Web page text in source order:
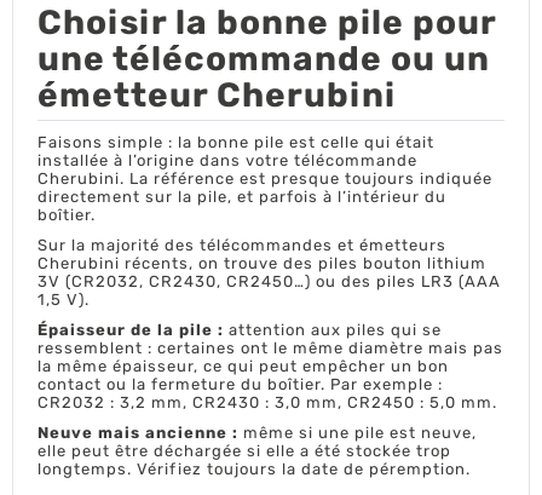
Choisir la bonne pile pour
une télécommande ou un
émetteur Cherubini
Faisons simple : la bonne pile est celle qui était
installée à l’origine dans votre télécommande
Cherubini. La référence est presque toujours indiquée
directement sur la pile, et parfois à l’intérieur du
boîtier.
Sur la majorité des télécommandes et émetteurs
Cherubini récents, on trouve des piles bouton lithium
3V (CR2032, CR2430, CR2450…) ou des piles LR3 (AAA
1,5 V).
Épaisseur de la pile : attention aux piles qui se
ressemblent : certaines ont le même diamètre mais pas
la même épaisseur, ce qui peut empêcher un bon
contact ou la fermeture du boîtier. Par exemple :
CR2032 : 3,2 mm, CR2430 : 3,0 mm, CR2450 : 5,0 mm.
Neuve mais ancienne : même si une pile est neuve,
elle peut être déchargée si elle a été stockée trop
longtemps. Vérifiez toujours la date de péremption.